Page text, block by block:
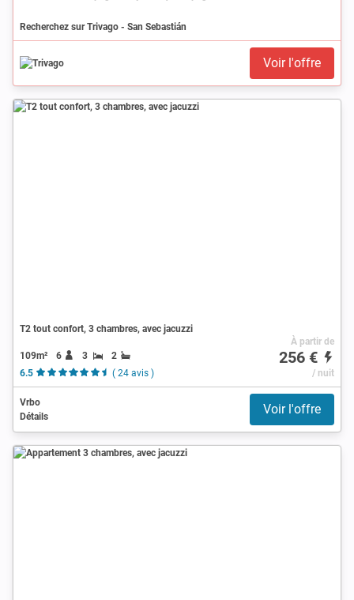
Recherchez sur Trivago - San Sebastián
Voir l'offre
T2 tout confort, 3 chambres, avec jacuzzi
109m² 6 3
2
6.5
( 24 avis )
À partir de
256 €
/ nuit
Vrbo
Détails
Voir l'offre